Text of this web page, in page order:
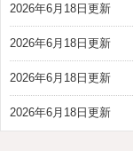
2026年6月18日更新
2026年6月18日更新
2026年6月18日更新
2026年6月18日更新